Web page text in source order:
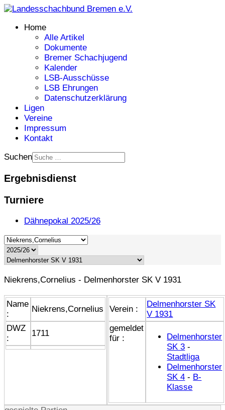
Home
Alle Artikel
Dokumente
Bremer Schachjugend
Kalender
LSB-Ausschüsse
LSB Ehrungen
Datenschutzerklärung
Ligen
Vereine
Impressum
Kontakt
Suchen
Ergebnisdienst
Turniere
Dähnepokal 2025/26
Niekrens,Cornelius - Delmenhorster SK V 1931
Name
:
Niekrens,Cornelius
DWZ
:
1711
Verein :
Delmenhorster SK
V 1931
gemeldet
für :
Delmenhorster
SK 3 -
Stadtliga
Delmenhorster
SK 4 - B-
Klasse